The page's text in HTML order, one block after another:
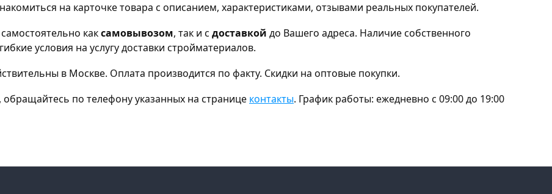
на карточке товара с описанием, характеристиками, отзывами реальных покупателей.
каксамовывозом, так и с доставкой до Вашего адреса. Наличие собственного
условия на услугу доставки стройматериалов.
в Москве. Оплата производится по факту. Скидки на оптовые покупки.
обращайтесь по телефону указанных на странице контакты. График работы: ежедневно с 09:00 до 19:00